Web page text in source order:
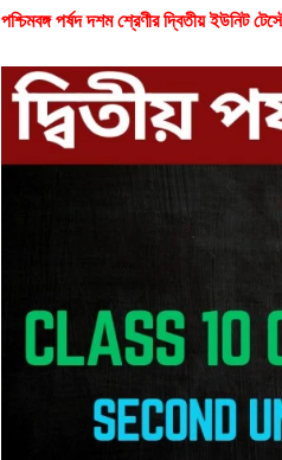
পশ্চিমবঙ্গ পর্ষদ দশম শ্রেণীর দ্বিতীয় ইউনিট